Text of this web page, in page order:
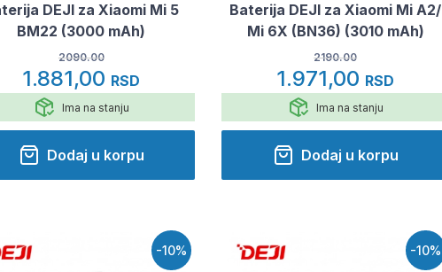
DEJI za Xiaomi Mi 5
BM22 (3000 mAh)
2090.00
1.881,00 RSD
Ima na stanju
Dodaj u korpu
Baterija DEJI za Xiaomi Mi A2/
Mi 6X (BN36) (3010 mAh)
2190.00
1.971,00 RSD
Ima na stanju
Dodaj u korpu
-10% -10%